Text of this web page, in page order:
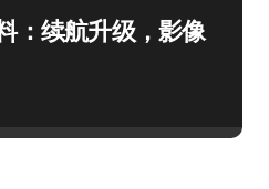
：续航升级，影像